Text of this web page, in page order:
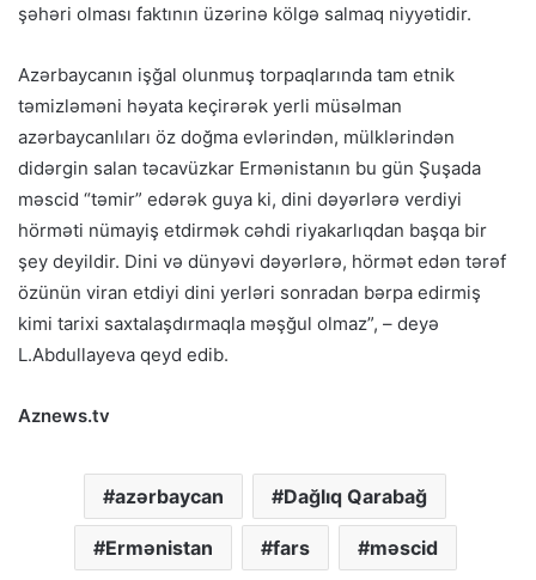
şəhəri olması faktının üzərinə kölgə salmaq niyyətidir.
Azərbaycanın işğal olunmuş torpaqlarında tam etnik
təmizləməni həyata keçirərək yerli müsəlman
azərbaycanlıları öz doğma evlərindən, mülklərindən
didərgin salan təcavüzkar Ermənistanın bu gün Şuşada
məscid “təmir” edərək guya ki, dini dəyərlərə verdiyi
hörməti nümayiş etdirmək cəhdi riyakarlıqdan başqa bir
şey deyildir. Dini və dünyəvi dəyərlərə, hörmət edən tərəf
özünün viran etdiyi dini yerləri sonradan bərpa edirmiş
kimi tarixi saxtalaşdırmaqla məşğul olmaz”, – deyə
L.Abdullayeva qeyd edib.
Aznews.tv
azərbaycan Dağlıq Qarabağ
Ermənistan fars məscid